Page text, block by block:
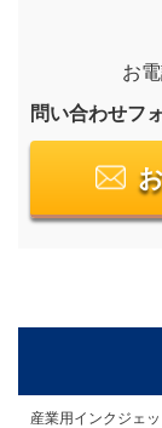
お
問い合わせフ
産業用インクジェ